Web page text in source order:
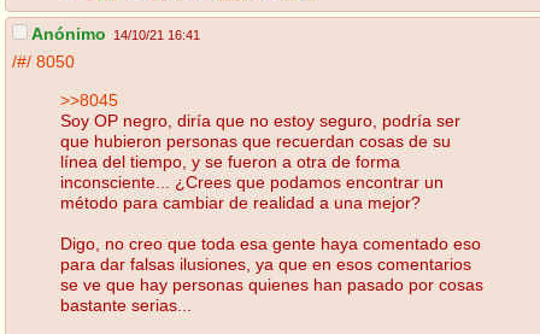
Anónimo 14/10/21 16:41
/#/ 8050
>>8045
Soy OP negro, diría que no estoy seguro, podría ser
que hubieron personas que recuerdan cosas de su
línea del tiempo, y se fueron a otra de forma
inconsciente... ¿Crees que podamos encontrar un
método para cambiar de realidad a una mejor?
Digo, no creo que toda esa gente haya comentado eso
para dar falsas ilusiones, ya que en esos comentarios
se ve que hay personas quienes han pasado por cosas
bastante serias...